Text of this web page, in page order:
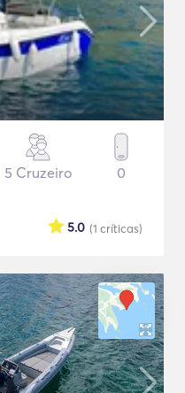
5 Cruzeiro 0
(1 críticas)
5.0